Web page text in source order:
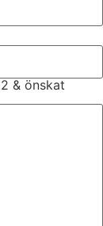
& önskat